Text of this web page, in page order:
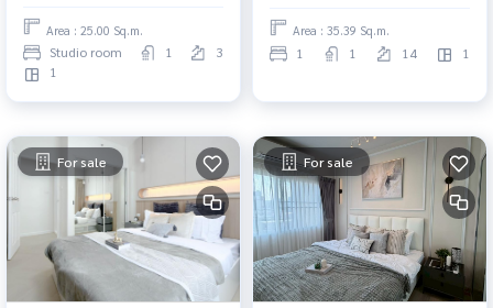
Area : 25.00 Sq.m.
Studio room 1
3
1
Area : 35.39 Sq.m.
1 1 14 1
For sale For sale